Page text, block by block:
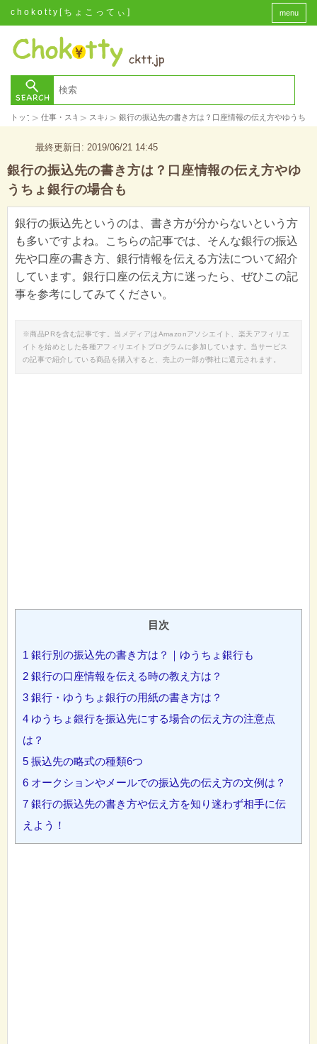
chokotty[ちょこってぃ] menu
トップ> 仕事・スキル
> スキル> 銀行の振込先の書き方は？口座情報の伝え方やゆうちょ
最終更新日: 2019/06/21 14:45
銀行の振込先の書き方は？口座情報の伝え方やゆ
うちょ銀行の場合も
銀行の振込先というのは、書き方が分からないという方
も多いですよね。こちらの記事では、そんな銀行の振込
先や口座の書き方、銀行情報を伝える方法について紹介
しています。銀行口座の伝え方に迷ったら、ぜひこの記
事を参考にしてみてください。
※商品PRを含む記事です。当メディアはAmazonアソシエイト、楽天アフィリエ
イトを始めとした各種アフィリエイトプログラムに参加しています。当サービス
の記事で紹介している商品を購入すると、売上の一部が弊社に還元されます。
目次
1 銀行別の振込先の書き方は？｜ゆうちょ銀行も
2 銀行の口座情報を伝える時の教え方は？
3 銀行・ゆうちょ銀行の用紙の書き方は？
4 ゆうちょ銀行を振込先にする場合の伝え方の注意点
は？
5 振込先の略式の種類6つ
6 オークションやメールでの振込先の伝え方の文例は？
7 銀行の振込先の書き方や伝え方を知り迷わず相手に伝
えよう！